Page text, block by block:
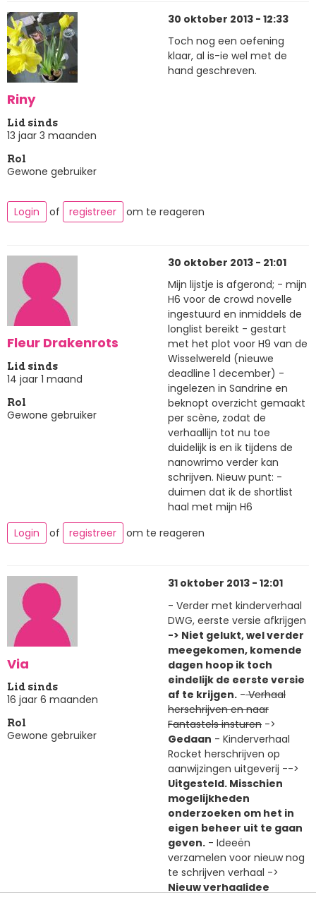
Riny
Lid sinds
13 jaar 3 maanden
Rol
Gewone gebruiker
30 oktober 2013 - 12:33
Toch nog een oefening
klaar, al is-ie wel met de
hand geschreven.
Login of registreer om te reageren
Fleur Drakenrots
Lid sinds
14 jaar 1 maand
Rol
Gewone gebruiker
30 oktober 2013 - 21:01
Mijn lijstje is afgerond; - mijn
H6 voor de crowd novelle
ingestuurd en inmiddels de
longlist bereikt - gestart
met het plot voor H9 van de
Wisselwereld (nieuwe
deadline 1 december) -
ingelezen in Sandrine en
beknopt overzicht gemaakt
per scène, zodat de
verhaallijn tot nu toe
duidelijk is en ik tijdens de
nanowrimo verder kan
schrijven. Nieuw punt: -
duimen dat ik de shortlist
haal met mijn H6
Login
of registreer om te reageren
Via
Lid sinds
16 jaar 6 maanden
Rol
Gewone gebruiker
31 oktober 2013 - 12:01
- Verder met kinderverhaal
DWG, eerste versie afkrijgen
-> Niet gelukt, wel verder
meegekomen, komende
dagen hoop ik toch
eindelijk de eerste versie
af te krijgen. -Verhaal
herschrijven en naar
Fantastels insturen ->
Gedaan - Kinderverhaal
Rocket herschrijven op
aanwijzingen uitgeverij -->
Uitgesteld. Misschien
mogelijkheden
onderzoeken om het in
eigen beheer uit te gaan
geven. - Ideeën
verzamelen voor nieuw nog
te schrijven verhaal ->
Nieuw verhaalidee